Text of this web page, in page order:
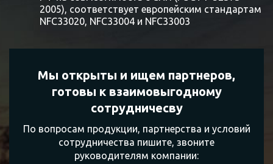
2005), соответствует европейским стандартам
NFC33020, NFC33004 и NFC33003
Мы открыты и ищем партнеров,
готовы квзаимовыгодному
сотрудничесву
По вопросам продукции, партнерства и условий
сотрудничества пишите, звоните
руководителям компании: